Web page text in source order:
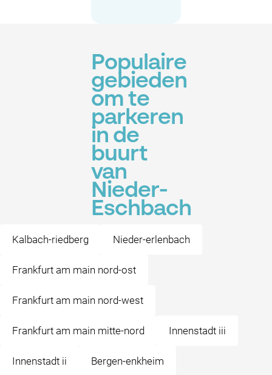
Populaire
gebieden
om te
parkeren
in de
buurt
van
Nieder-
Eschbach
Kalbach-riedberg Nieder-erlenbach
Frankfurt am main nord-ost
Frankfurt am main nord-west
Frankfurt am main mitte-nord Innenstadt iii
Innenstadt ii Bergen-enkheim